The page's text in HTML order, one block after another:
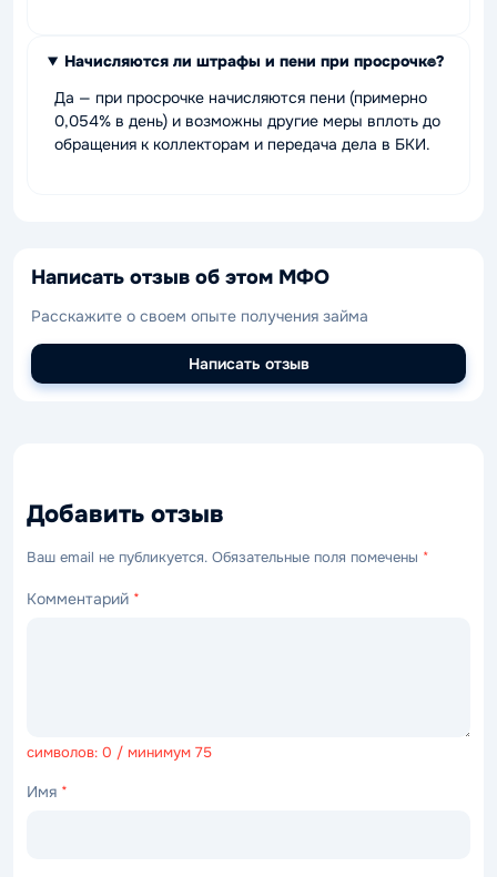
Начисляются ли штрафы и пени при просрочке?
Да — при просрочке начисляются пени (примерно
0,054% в день) и возможны другие меры вплоть до
обращения к коллекторам и передача дела в БКИ.
Написать отзыв об этом МФО
Расскажите о своем опыте получения займа
Написать отзыв
Добавить отзыв
Ваш email не публикуется. Обязательные поля помечены *
Комментарий *
символов: 0 / минимум 75
Имя *